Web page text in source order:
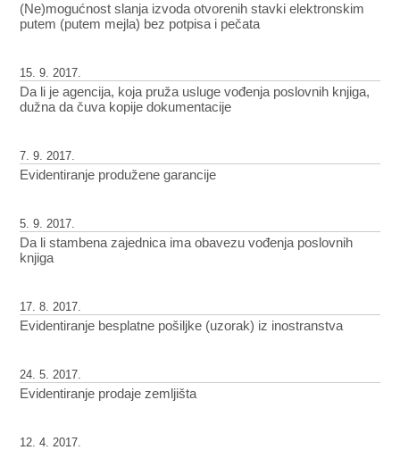
(Ne)mogućnost slanja izvoda otvorenih stavki elektronskim
putem (putem mejla) bez potpisa i pečata
Da li je agencija, koja pruža usluge vođenja poslovnih knjiga,
dužna da čuva kopije dokumentacije
15. 9. 2017.
Evidentiranje produžene garancije
7. 9. 2017.
Da li stambena zajednica ima obavezu vođenja poslovnih
knjiga
5. 9. 2017.
Evidentiranje besplatne pošiljke (uzorak) iz inostranstva
17. 8. 2017.
Evidentiranje prodaje zemljišta
24. 5. 2017.
12. 4. 2017.